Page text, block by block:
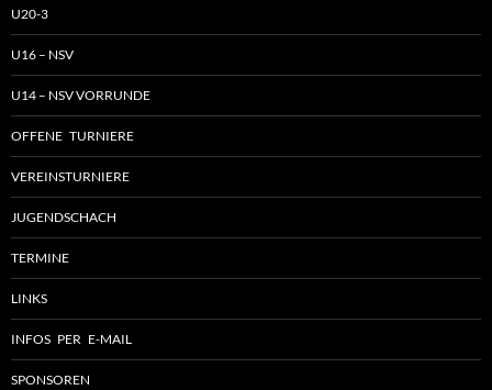
U20-3
U16 – NSV
U14 – NSV VORRUNDE
OFFENE TURNIERE
VEREINSTURNIERE
JUGENDSCHACH
TERMINE
LINKS
INFOS PER E-MAIL
SPONSOREN